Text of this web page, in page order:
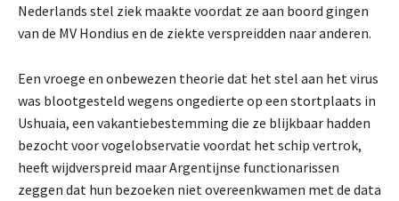
Nederlands stel ziek maakte voordat ze aan boord gingen
van de MV Hondius en de ziekte verspreidden naar anderen.
Een vroege en onbewezen theorie dat het stel aan het virus
was blootgesteld wegens ongedierte op een stortplaats in
Ushuaia, een vakantiebestemming die ze blijkbaar hadden
bezocht voor vogelobservatie voordat het schip vertrok,
heeft wijdverspreid maar Argentijnse functionarissen
zeggen dat hun bezoeken niet overeenkwamen met de data